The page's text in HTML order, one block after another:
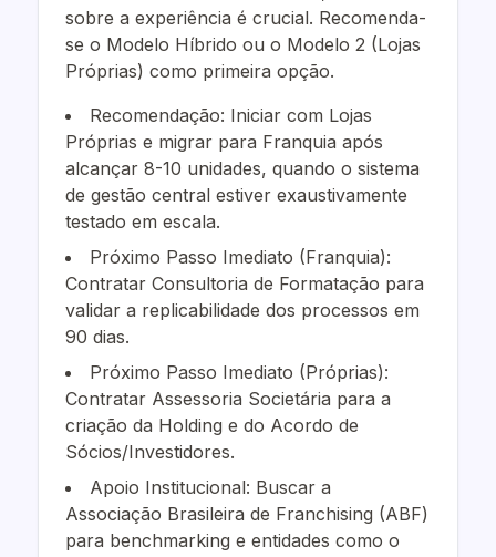
sobre a experiência é crucial. Recomenda-
se o Modelo Híbrido ou o Modelo 2 (Lojas
Próprias) como primeira opção.
Recomendação: Iniciar com Lojas
Próprias e migrar para Franquia após
alcançar 8-10 unidades, quando o sistema
de gestão central estiver exaustivamente
testado em escala.
Próximo Passo Imediato (Franquia):
Contratar Consultoria de Formatação para
validar a replicabilidade dos processos em
90 dias.
Próximo Passo Imediato (Próprias):
Contratar Assessoria Societária para a
criação da Holding e do Acordo de
Sócios/Investidores.
Apoio Institucional: Buscar a
Associação Brasileira de Franchising (ABF)
para benchmarking e entidades como o